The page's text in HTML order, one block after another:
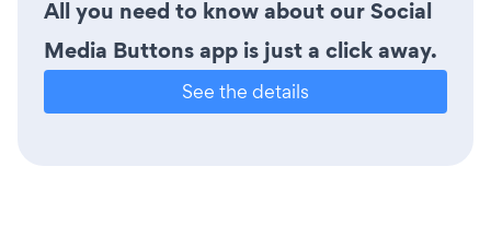
All you need to know about our Social
Media Buttons app is just a click away.
See the details